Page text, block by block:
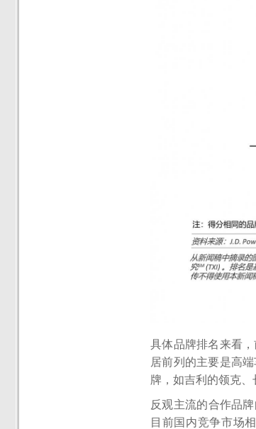
具体品牌排名来看
居前列的主要是高
牌，如吉利的领克、
反观主流的合作品
目前国内竞争市场